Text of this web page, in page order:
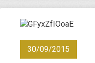
30/09/2015